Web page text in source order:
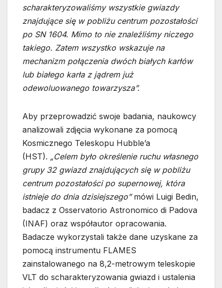
scharakteryzowaliśmy wszystkie gwiazdy
znajdujące się w pobliżu centrum pozostałości
po SN 1604. Mimo to nie znaleźliśmy niczego
takiego. Zatem wszystko wskazuje na
mechanizm połączenia dwóch białych karłów
lub białego karła z jądrem już
odewoluowanego towarzysza”.
Aby przeprowadzić swoje badania, naukowcy
analizowali zdjęcia wykonane za pomocą
Kosmicznego Teleskopu Hubble’a
(HST). „Celem było określenie ruchu własnego
grupy 32 gwiazd znajdujących się w pobliżu
centrum pozostałości po supernowej, która
istnieje do dnia dzisiejszego”mówi Luigi Bedin,
badacz z Osservatorio Astronomico di Padova
(INAF) oraz współautor opracowania.
Badacze wykorzystali także dane uzyskane za
pomocą instrumentu FLAMES
zainstalowanego na 8,2-metrowym teleskopie
VLT do scharakteryzowania gwiazd i ustalenia